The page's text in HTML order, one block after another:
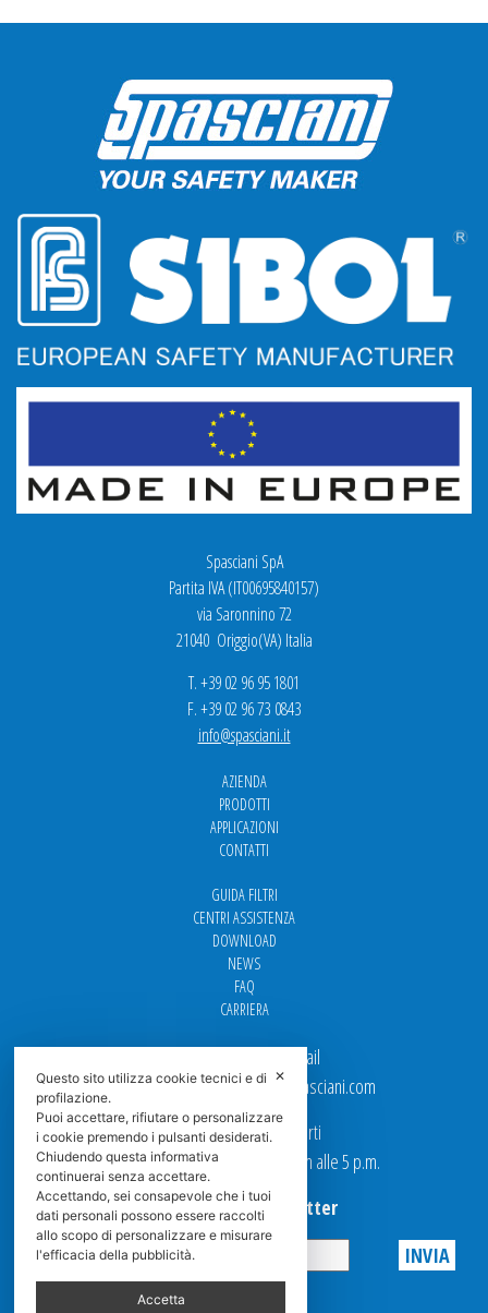
Spasciani SpA
Partita IVA (IT00695840157)
via Saronnino 72
21040 Origgio(VA) Italia
T. +39 02 96 95 1801
F. +39 02 96 73 0843
info@spasciani.it
AZIENDA
PRODOTTI
APPLICAZIONI
CONTATTI
GUIDA FILTRI
CENTRI ASSISTENZA
DOWNLOAD
NEWS
FAQ
CARRIERA
Per contattarci via email
Ufficio Vendite: italy.sales@spasciani.com
I nostri uffici sono aperti
dal Lunedi al Venerdi dalle 9 a.m alle 5 p.m.
Iscriviti alla Newsletter
Privacy
✕
Questo sito utilizza cookie tecnici e di
profilazione.
Puoi accettare, rifiutare o personalizzare
i cookie premendo i pulsanti desiderati.
Chiudendo questa informativa
continuerai senza accettare.
Accettando, sei consapevole che i tuoi
dati personali possono essere raccolti
allo scopo di personalizzare e misurare
l'efficacia della pubblicità.
Accetta